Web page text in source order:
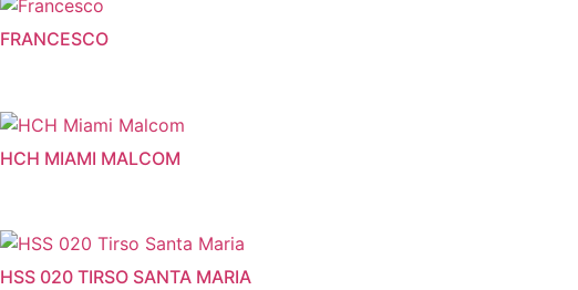
FRANCESCO
HCH MIAMI MALCOM
HSS 020 TIRSO SANTA MARIA